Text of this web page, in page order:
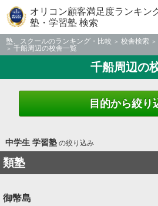
オリコン顧客満足度ランキン
塾・学習塾 検索
塾、スクールのランキング・比較 校舎検索
千船周辺の校舎一覧
千船周辺の
目的から絞り
中学生 学習塾の絞り込み
類塾
御幣島